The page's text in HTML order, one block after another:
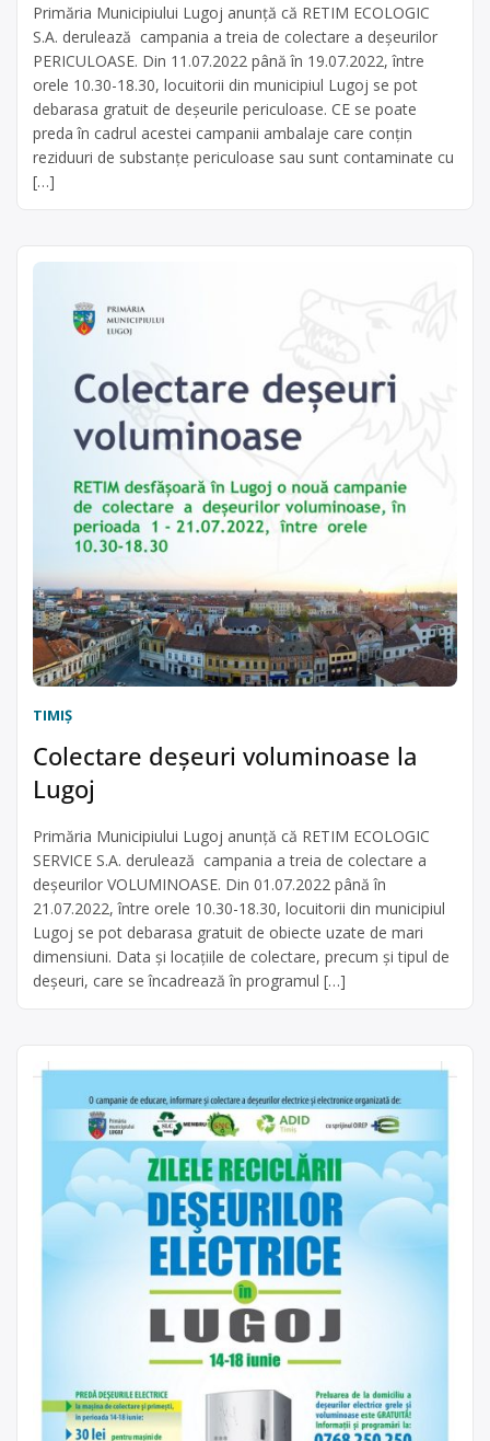
Primăria Municipiului Lugoj anunță că RETIM ECOLOGIC
S.A. derulează campania a treia de colectare a deșeurilor
PERICULOASE. Din 11.07.2022 până în 19.07.2022, între
orele 10.30-18.30, locuitorii din municipiul Lugoj se pot
debarasa gratuit de deșeurile periculoase. CE se poate
preda în cadrul acestei campanii ambalaje care conţin
reziduuri de substanţe pericu­loase sau sunt contaminate cu
[…]
TIMIŞ
Colectare deșeuri voluminoase la
Lugoj
Primăria Municipiului Lugoj anunță că RETIM ECOLOGIC
SERVICE S.A. derulează campania a treia de colectare a
deșeurilor VOLUMINOASE. Din 01.07.2022 până în
21.07.2022, între orele 10.30-18.30, locuitorii din municipiul
Lugoj se pot debarasa gratuit de obiecte uzate de mari
dimensiuni. Data și locațiile de colectare, precum și tipul de
deșeuri, care se încadrează în programul […]